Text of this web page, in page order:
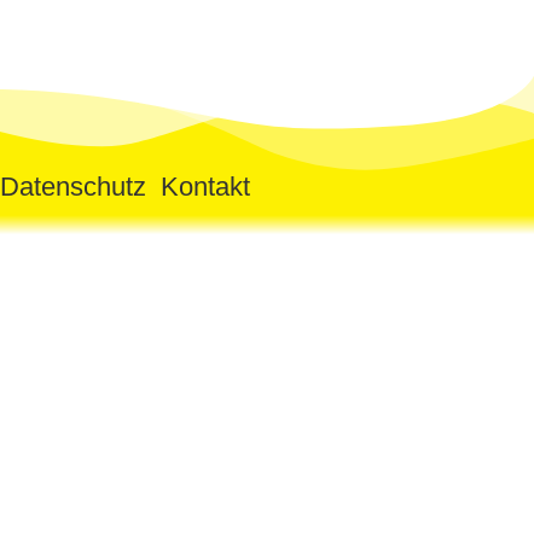
Datenschutz Kontakt